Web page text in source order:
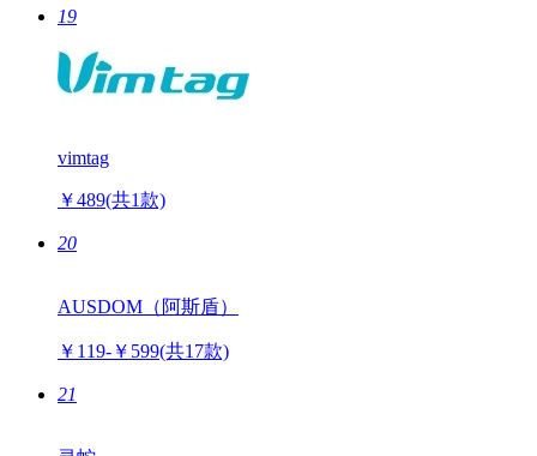
19
vimtag
￥489(共1款)
20
AUSDOM（阿斯盾）
￥119-￥599(共17款)
21